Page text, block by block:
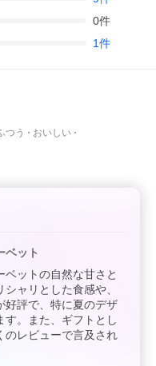
0件
1件
つう
おいしい
ベット
ットの自然な甘さと
ャリとした食感や、
好評で、特に夏のデザ
す。また、ギフトとし
のレビューで言及され